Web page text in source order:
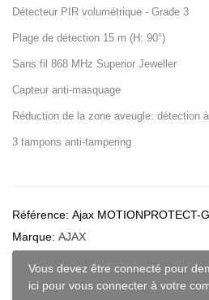
Détecteur PIR volumétrique - Grade 3
Plage de détection 15 m (H: 90°)
Sans fil 868 MHz Superior Jeweller
Capteur anti-masquage
Réduction de la zone aveugle: détection
3 tampons anti-tampering
Référence: Ajax MOTIONPROTECT-
Marque: AJAX
Vous devez être connecté pour
ici pour vous connecter à votre